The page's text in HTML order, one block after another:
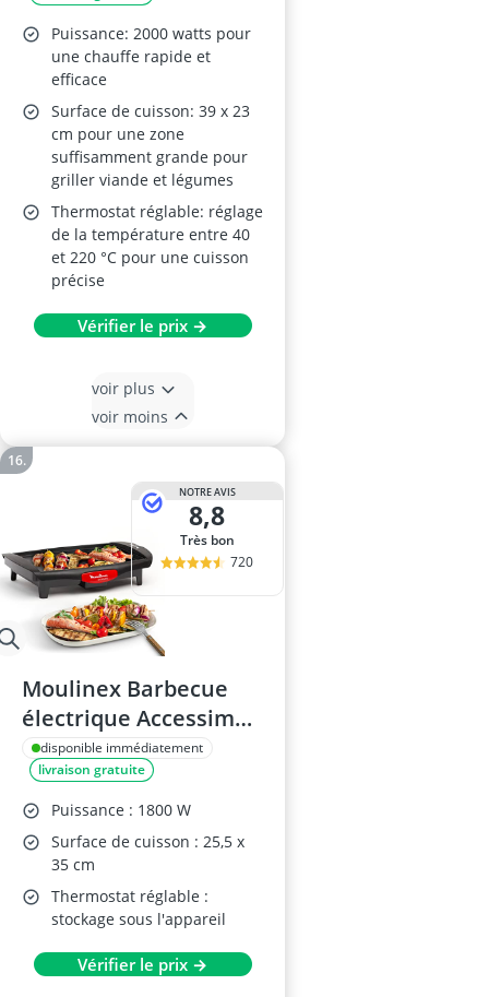
2000 W
Puissance: 2000 watts pour
une chauffe rapide et
efficace
Surface de cuisson: 39 x 23
cm pour une zone
suffisamment grande pour
griller viande et légumes
Thermostat réglable: réglage
de la température entre 40
et 220 °C pour une cuisson
précise
Vérifier le prix →
voir plus
voir moins
NOTRE AVIS
8,8
Très bon
720
Moulinex Barbecue
électrique Accessimo
CB560811
disponible immédiatement
livraison gratuite
Puissance : 1800 W
Surface de cuisson : 25,5 x
35 cm
Thermostat réglable :
stockage sous l'appareil
Vérifier le prix →